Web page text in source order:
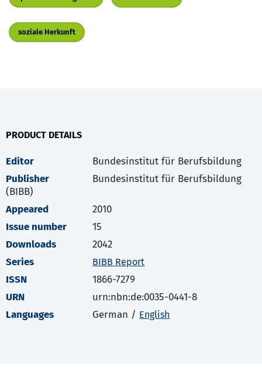
soziale Herkunft
PRODUCT DETAILS
Editor
Bundesinstitut für Berufsbildung
Publisher
Bundesinstitut für Berufsbildung
(BIBB)
Appeared
2010
Issue number
15
Downloads
2042
Series
BIBB Report
ISSN
1866-7279
URN
urn:nbn:de:0035-0441-8
Languages
German / English